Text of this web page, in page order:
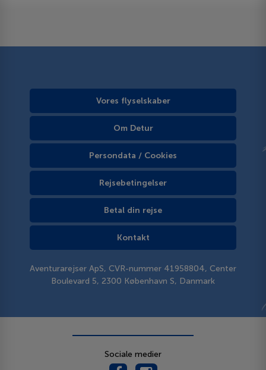
Vores flyselskaber
Om Detur
Persondata / Cookies
Rejsebetingelser
Betal din rejse
Kontakt
Aventurarejser ApS, CVR-nummer 41958804, Center
Boulevard 5, 2300 København S, Danmark
Sociale medier